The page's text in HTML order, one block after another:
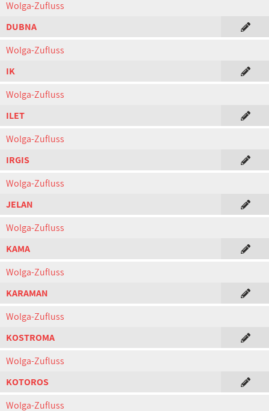
Wolga-Zufluss
DUBNA
Wolga-Zufluss
IK
Wolga-Zufluss
ILET
Wolga-Zufluss
IRGIS
Wolga-Zufluss
JELAN
Wolga-Zufluss
KAMA
Wolga-Zufluss
KARAMAN
Wolga-Zufluss
KOSTROMA
Wolga-Zufluss
KOTOROS
Wolga-Zufluss